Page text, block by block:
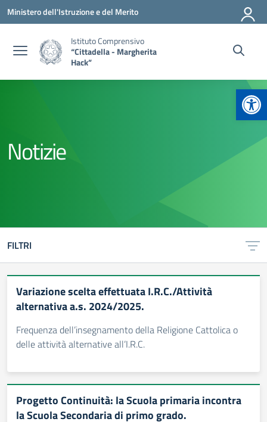
Vai ai contenuti
Vai al menu di navigazione
Vai al footer
Ministero dell'Istruzione e del Merito
Istituto Comprensivo
“Cittadella - Margherita
Hack”
Notizie
FILTRI
Variazione scelta effettuata I.R.C./Attività
alternativa a.s. 2024/2025.
Frequenza dell’insegnamento della Religione Cattolica o
delle attività alternative all’I.R.C.
Progetto Continuità: la Scuola primaria incontra
la Scuola Secondaria di primo grado.